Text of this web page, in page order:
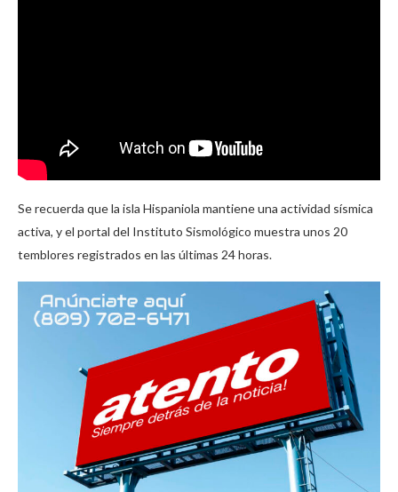
Se recuerda que la isla Hispaniola mantiene una actividad sísmica
activa, y el portal del Instituto Sismológico muestra unos 20
temblores registrados en las últimas 24 horas.